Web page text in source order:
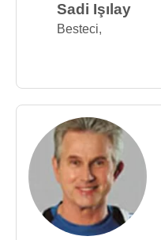
Sadi Işılay
Besteci,